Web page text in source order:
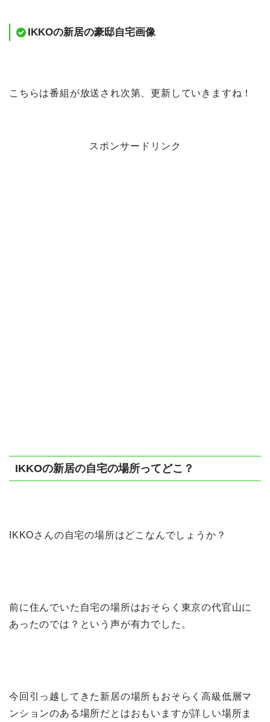
IKKOの新居の豪邸自宅画像
こちらは番組が放送され次第、更新していきますね！
スポンサードリンク
IKKOの新居の自宅の場所ってどこ？
IKKOさんの自宅の場所はどこなんでしょうか？
前に住んでいた自宅の場所はおそらく東京の代官山に
あったのでは？という声が有力でした。
今回引っ越してきた新居の場所もおそらく高級低層マ
ンションのある場所だとはおもいますが詳しい場所ま